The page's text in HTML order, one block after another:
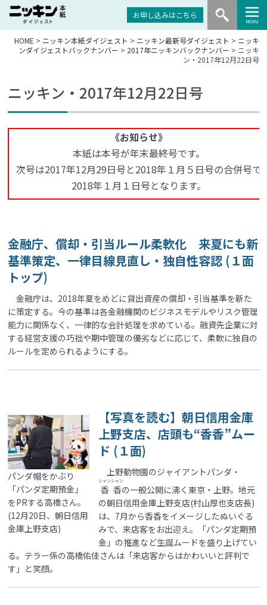
お申し込みはこちら
HOME > ニッキン本紙ダイジェスト > ニッキン最新号ダイジェスト > ニッキ
ンダイジェストバックナンバー > 2017年ニッキンバックナンバー > ニッキ
ン・2017年12月22日号
ニッキン・2017年12月22日号
《お知らせ》
本紙は本号が年末最終号です。
次号は2017年12月29日号と2018年１月５日号の合併号で
2018年１月１日号となります。
金融庁、償却・引当ルール柔軟化 来夏にも新
基準策定、一律目線見直し・独自性容認 (１面
トップ)
金融庁は、2018年夏をめどに貸出資産の償却・引当基準を新た
に策定する。今の基準は各金融機関のビジネスモデルやリスク管理
能力に関係なく、一律的な会計処理を求めている。融資先企業に対
する経営支援の巧拙や期中管理の優劣などに応じて、柔軟に独自の
ルールを定められるようにする。
パンダ帽をかぶり
「パンダ定期預金」
をPRする高橋さん。
(12月20日、朝日信用
金庫上野支店)
【写真を読む】朝日信用金庫
上野支店、店頭も“香香”ムー
ド (１面)
上野動物園のジャイアントパンダ・
香香
シャンシャン
の一般公開に沸く東京・上野。地元
の朝日信用金庫上野支店(村山厚也支店長)
は、7月から香香をイメージしたぬいぐる
みで、来店客をお出迎え。「パンダ定期預
金」の推進など生誕ムードを盛り上げてい
る。テラー係の高橋佑佳さんは「来店客からはかわいいと評判で
す」と笑顔。